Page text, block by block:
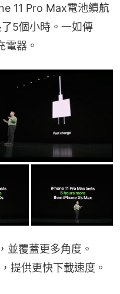
11 Pro Max電池續航
5個小時。一如傳
電器。
並覆蓋更多角度。
提供更快下載速度。